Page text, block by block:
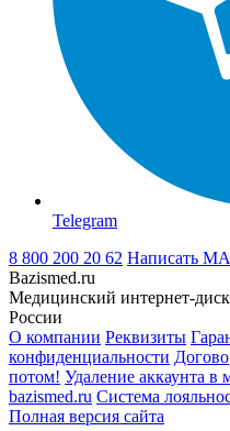
Telegram
8 800 200 20 62 Написать
Bazismed.ru
Медицинский интернет-
России
О компании Реквизиты
конфиденциальности
потом! Удаление аккаунта
bazismed.ru Система
Полная версия сайта